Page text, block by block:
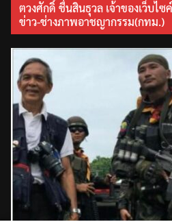
ตวงศักดิ์ ชื่นสินธุวล เจ้าของเว็บไ
ข่าว-ช่างภาพอาชญากรรม(กทม.)